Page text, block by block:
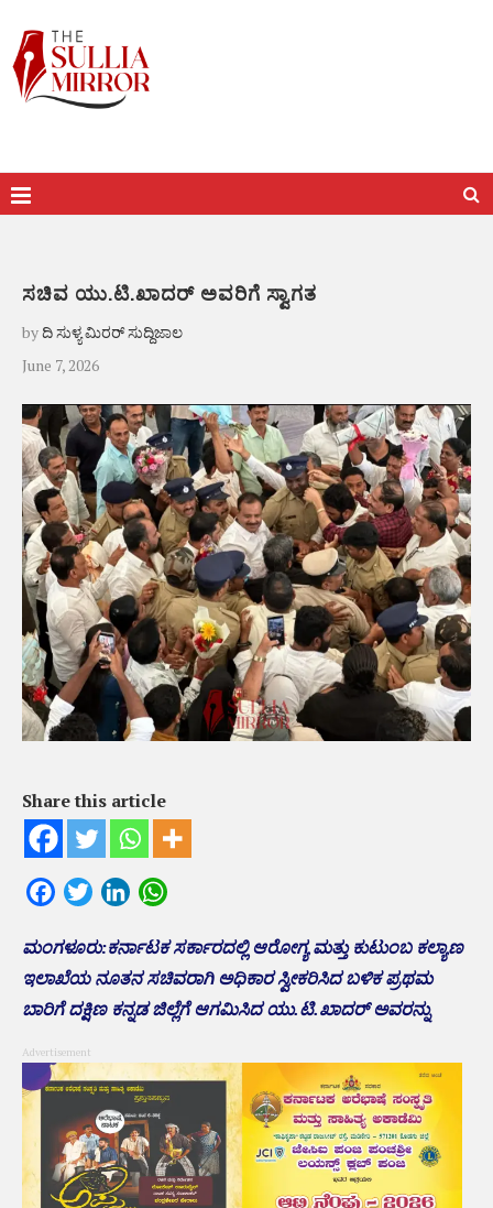
ಸಚಿವ ಯು.ಟಿ.ಖಾದರ್ ಅವರಿಗೆ ಸ್ವಾಗತ
byದಿ ಸುಳ್ಯ ಮಿರರ್ ಸುದ್ದಿಜಾಲ
June 7, 2026
Share this article
FacebookTwitterLinkedIn
ಮಂಗಳೂರು:ಕರ್ನಾಟಕ ಸರ್ಕಾರದಲ್ಲಿ ಆರೋಗ್ಯ ಮತ್ತು ಕುಟುಂಬ ಕಲ್ಯಾಣ
ಇಲಾಖೆಯ ನೂತನ ಸಚಿವರಾಗಿ ಅಧಿಕಾರ ಸ್ವೀಕರಿಸಿದ ಬಳಿಕ ಪ್ರಥಮ
ಬಾರಿಗೆ ದಕ್ಷಿಣ ಕನ್ನಡ ಜಿಲ್ಲೆಗೆ ಆಗಮಿಸಿದ ಯು.ಟಿ.ಖಾದರ್ ಅವರನ್ನು
Advertisement